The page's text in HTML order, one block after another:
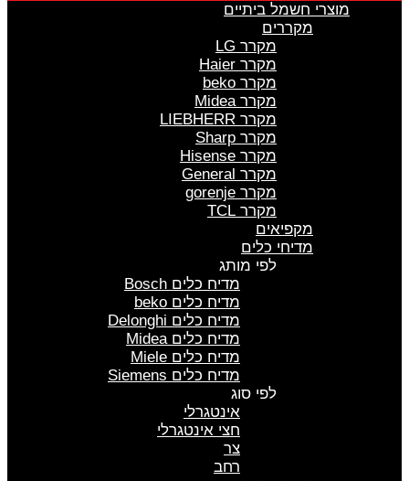
מוצרי חשמל ביתיים
מקררים
מקרר LG
מקרר Haier
מקרר beko
מקרר Midea
מקרר LIEBHERR
מקרר Sharp
מקרר Hisense
מקרר General
מקרר gorenje
מקרר TCL
מקפיאים
מדיחי כלים
לפי מותג
מדיח כלים Bosch
מדיח כלים beko
מדיח כלים Delonghi
מדיח כלים Midea
מדיח כלים Miele
מדיח כלים Siemens
לפי סוג
אינטגרלי
חצי אינטגרלי
צר
רחב